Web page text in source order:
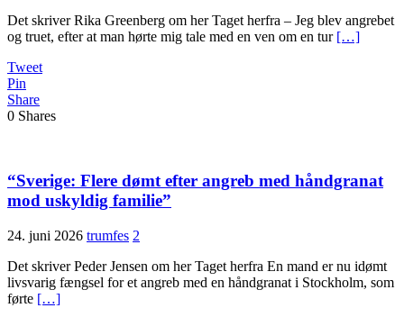
Det skriver Rika Greenberg om her Taget herfra – Jeg blev angrebet
og truet, efter at man hørte mig tale med en ven om en tur […]
Tweet
Pin
Share
0 Shares
“Sverige: Flere dømt efter angreb med håndgranat
mod uskyldig familie”
24. juni 2026 trumfes 2
Det skriver Peder Jensen om her Taget herfra En mand er nu idømt
livsvarig fængsel for et angreb med en håndgranat i Stockholm, som
førte […]